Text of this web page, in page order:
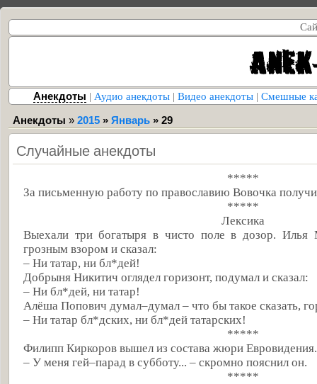
Анекдоты | Аудио анекдоты | Видео анекдоты | Смешные
Анекдоты » 2015 » Январь » 29
Случайные анекдоты
*****
За письменную работу по православию Вовочка
*****
Лексика
Выехали три богатыря в чисто поле в дозор. Илья
грозным взором и сказал:
– Ни татар, ни бл*дей!
Добрыня Никитич оглядел горизонт, подумал и сказал:
– Ни бл*дей, ни татар!
Алёша Попович думал–думал – что бы такое сказать,
– Ни татар бл*дских, ни бл*дей татарских!
*****
Филипп Киркоров вышел из состава жюри Евровидения.
– У меня гей–парад в субботу... – скромно пояснил он.
*****